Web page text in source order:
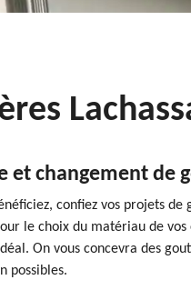
et changement de
confiez vos projets de
le choix du matériau de vos
On vous concevra des
possibles.